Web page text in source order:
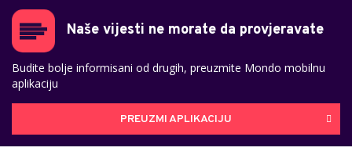
Naše vijesti ne morate da provjeravate
Budite bolje informisani od drugih, preuzmite Mondo mobilnu
aplikaciju
PREUZMI APLIKACIJU